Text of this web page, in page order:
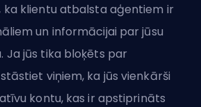
ka klientu atbalsta aģentiem ir
un informācijai par jūsu
Ja jūs tika bloķēts par
viņiem, ka jūs vienkārši
kontu, kas ir apstiprināts